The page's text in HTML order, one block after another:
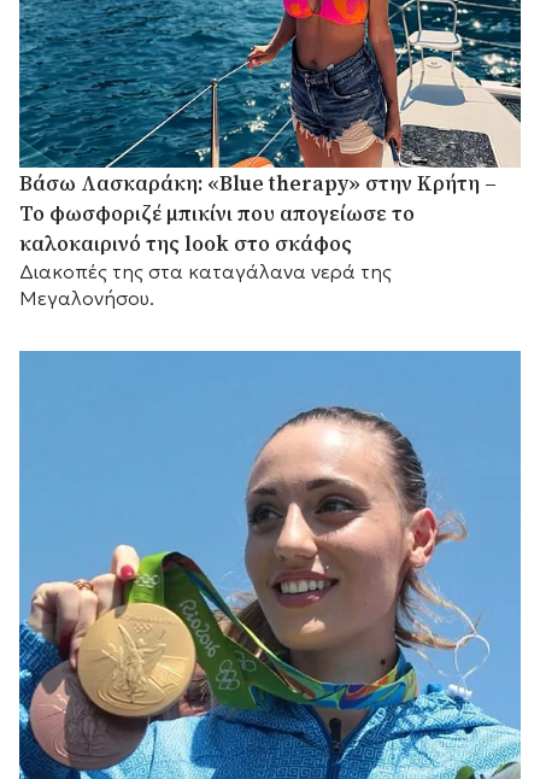
Βάσω Λασκαράκη: «Blue therapy» στην Κρήτη –
Το φωσφοριζέ μπικίνι που απογείωσε το
καλοκαιρινό της look στο σκάφος
Διακοπές της στα καταγάλανα νερά της
Μεγαλονήσου.